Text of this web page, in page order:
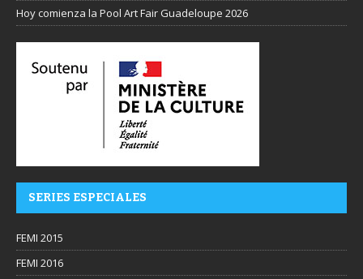
Hoy comienza la Pool Art Fair Guadeloupe 2026
SERIES ESPECIALES
FEMI 2015
FEMI 2016